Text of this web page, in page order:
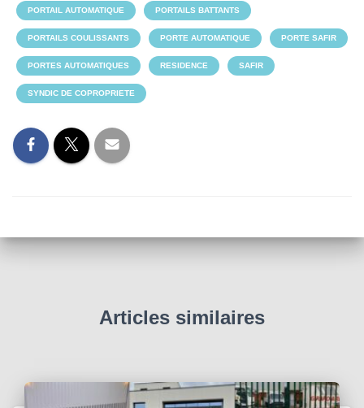
PORTAIL AUTOMATIQUE PORTAILS BATTANTS
PORTAILS COULISSANTS PORTE AUTOMATIQUE PORTE SAFIR
PORTES AUTOMATIQUES RESIDENCE SAFIR
SYNDIC DE COPROPRIETE
Articles similaires